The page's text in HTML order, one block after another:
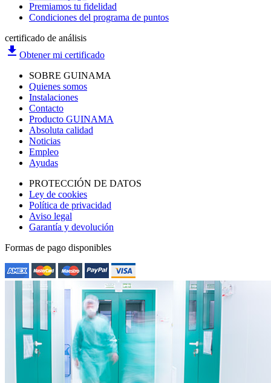
Premiamos tu fidelidad
Condiciones del programa de puntos
certificado de análisis
file_download Obtener mi certificado
SOBRE GUINAMA
Quienes somos
Instalaciones
Contacto
Producto GUINAMA
Absoluta calidad
Noticias
Empleo
Ayudas
PROTECCIÓN DE DATOS
Ley de cookies
Política de privacidad
Aviso legal
Garantía y devolución
Formas de pago disponibles